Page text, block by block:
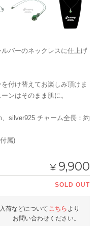
バーのネックレスに仕上げ
付け替えてお楽しみ頂けま
ンはそのまま肌に。
silver925 チャーム全長：約
属)
¥ 9,900
SOLD OUT
荷などについて こちら より
お問い合わせください。